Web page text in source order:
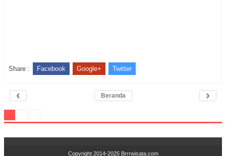
Share : Facebook Google+ Twitter
‹ ›
Beranda
Copyright 2014-2025 Brrrwisata.com